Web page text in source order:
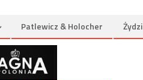
Patlewicz & Holocher Żydzi